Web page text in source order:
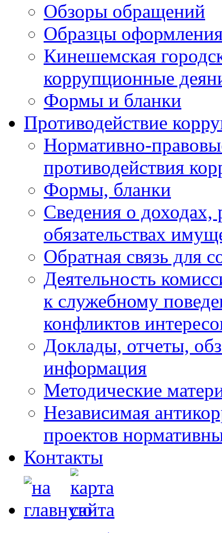
Обзоры обращений
Образцы
Кинешемская
коррупционные
Формы и бланки
Противодействие
Нормативно-
противодействия
Формы, бланки
Сведения о доходах,
обязательствах
Обратная связь для
Деятельность
к служебному
конфликтов
Доклады, отчеты,
информация
Методические
Независимая
проектов
Контакты